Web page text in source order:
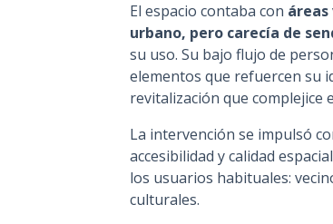
El espacio contaba con
urbano, pero carecía de
su uso. Su bajo flujo de
elementos que refuercen su
revitalización que complejice
La intervención se impulsó
accesibilidad y calidad
los usuarios habituales:
culturales.